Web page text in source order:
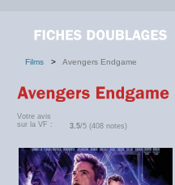
Films > Avengers Endgame
Votre avis
sur la VF :
3.5/5 (408 notes)